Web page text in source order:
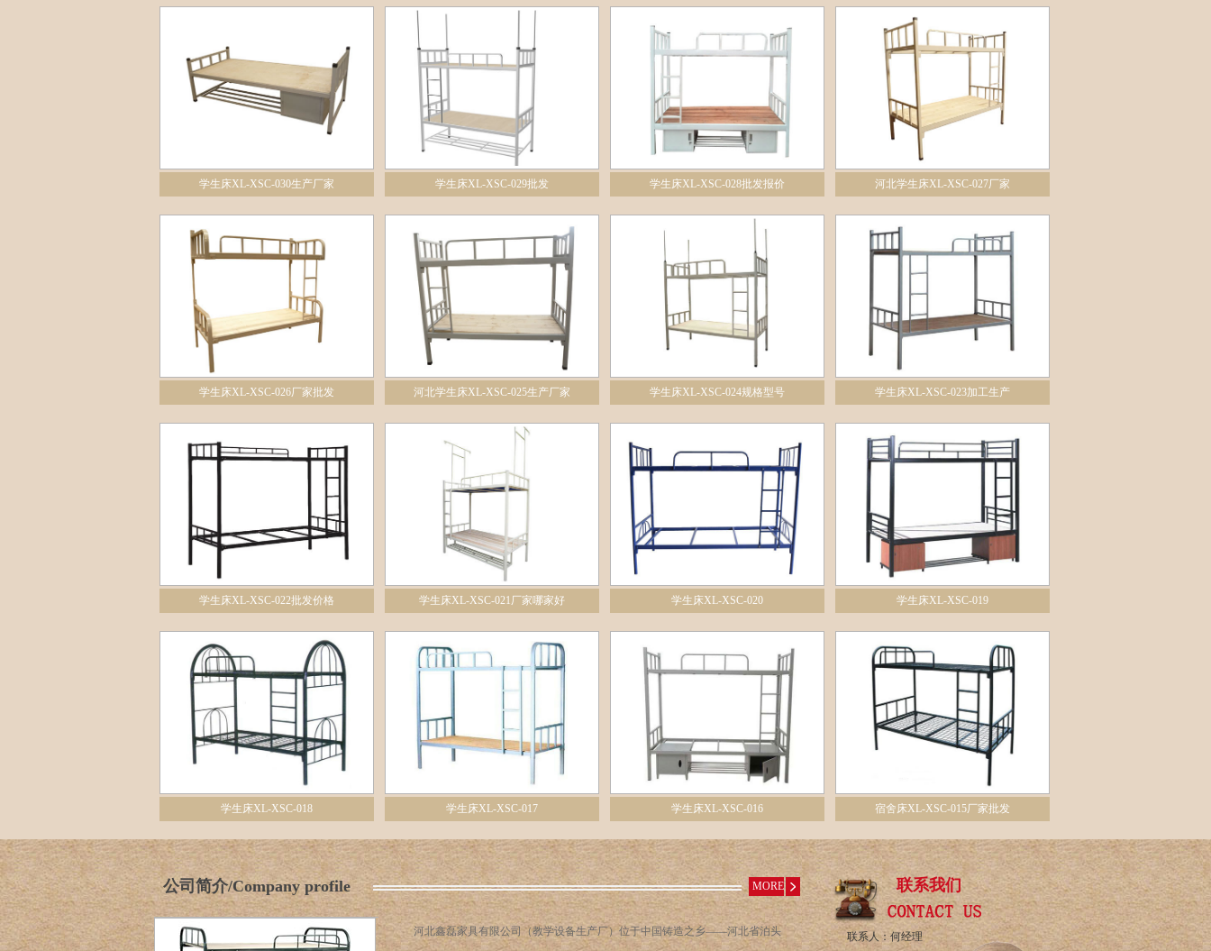
学生床XL-XSC-030生产厂家 学生床XL-XSC-029批发 学生床XL-XSC-028批发报价 河北学生床XL-XSC-027厂家
学生床XL-XSC-026厂家批发 河北学生床XL-XSC-025生产厂家 学生床XL-XSC-024规格型号 学生床XL-XSC-023加工生产
学生床XL-XSC-022批发价格 学生床XL-XSC-021厂家哪家好 学生床XL-XSC-020 学生床XL-XSC-019
学生床XL-XSC-018 学生床XL-XSC-017 学生床XL-XSC-016 宿舍床XL-XSC-015厂家批发
公司简介/Company profile MORE
河北鑫磊家具有限公司（教学设备生产厂）位于中国铸造之乡——河北省泊头
联系我们
联系人：何经理